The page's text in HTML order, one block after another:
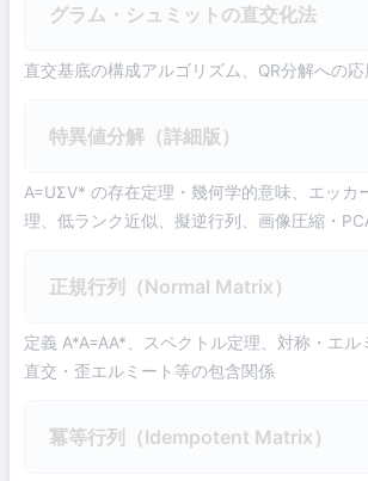
グラム・シュミットの直交化法
直交基底の構成アルゴリズム、QR分解への
特異値分解（詳細版）
A=UΣV* の存在定理・幾何学的意味、エッカ
理、低ランク近似、擬逆行列、画像圧縮・
正規行列（Normal Matrix）
定義 A*A=AA*、スペクトル定理、対称・エル
直交・歪エルミート等の包含関係
冪等行列（Idempotent Matrix）